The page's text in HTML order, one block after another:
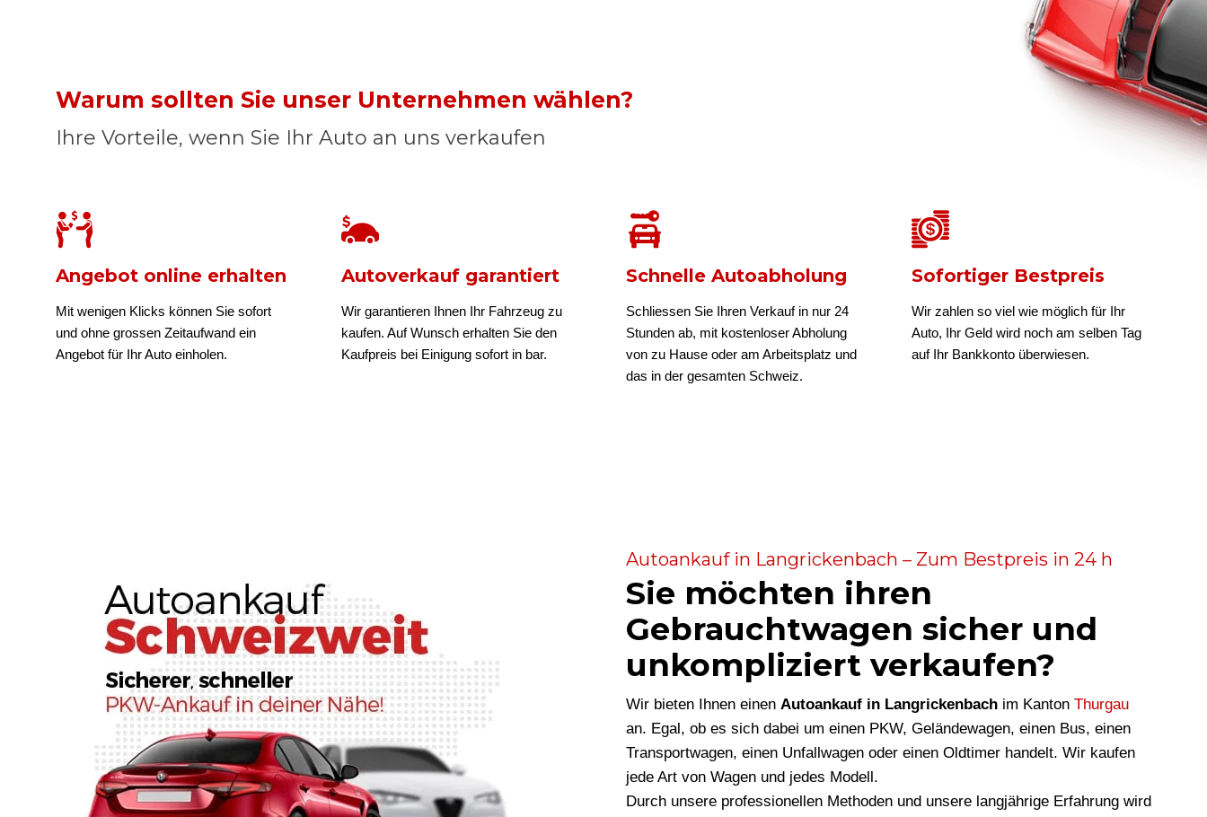
Warum sollten Sie unser Unternehmen wählen?
Ihre Vorteile, wenn Sie Ihr Auto an uns verkaufen
Angebot online erhalten
Mit wenigen Klicks können Sie sofort
und ohne grossen Zeitaufwand ein
Angebot für Ihr Auto einholen.
Autoverkauf garantiert
Wir garantieren Ihnen Ihr Fahrzeug zu
kaufen. Auf Wunsch erhalten Sie den
Kaufpreis bei Einigung sofort in bar.
Schnelle Autoabholung
Schliessen Sie Ihren Verkauf in nur 24
Stunden ab, mit kostenloser Abholung
von zu Hause oder am Arbeitsplatz und
das in der gesamten Schweiz.
Sofortiger Bestpreis
Wir zahlen so viel wie möglich für Ihr
Auto, Ihr Geld wird noch am selben Tag
auf Ihr Bankkonto überwiesen.
Autoankauf in Langrickenbach – Zum Bestpreis in 24 h
Sie möchten ihren
Gebrauchtwagen sicher und
unkompliziert verkaufen?
Wir bieten Ihnen einen Autoankauf in Langrickenbach im Kanton Thurgau
an. Egal, ob es sich dabei um einen PKW, Geländewagen, einen Bus, einen
Transportwagen, einen Unfallwagen oder einen Oldtimer handelt. Wir kaufen
jede Art von Wagen und jedes Modell.
Durch unsere professionellen Methoden und unsere langjährige Erfahrung wird